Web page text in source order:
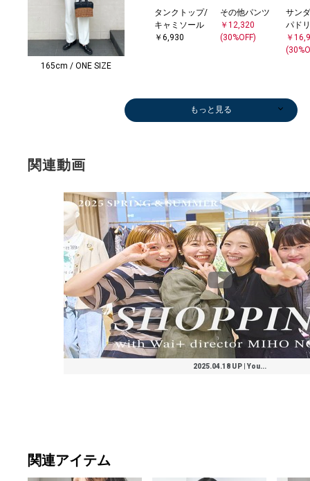
165cm / ONE SIZE
タンクトップ/
キャミソール
￥6,930
その他パンツ
￥12,320
(30%OFF)
サン
パド
￥
￥16,940
(30%OFF)
ー
￥9,900
(40%OFF)
￥
キャミソール
￥7,150
(50%OFF)
キャミソール
￥3,300
￥
ソー
￥7,700
(30%OFF)
キャミソール
￥13,860
(30%OFF)
￥
￥11,550
(30%OFF)
パドリーユ
￥11,880
(40%OFF)
￥17,050
キャミソール
￥6,930
(30%OFF)
￥
￥15,400
キャミソール
￥7,150
(50%OFF)
￥
￥14,245
(30%OFF)
パドリーユ
￥17,710
(30%OFF)
ー
￥
￥14,630
(30%OFF)
フパンツ
￥30,800
(30%OFF)
パド
￥
ソー
￥7,920
￥10,395
(30%OFF)
パド
￥
キャミソール
￥3,300
￥10,780
(30%OFF)
パド
￥
キャミソール
￥17,710
(30%OFF)
フパンツ
￥9,900
(40%OFF)
ブラウス
￥13,860
(30%OFF)
キャミソール
￥6,930
￥
￥15,400
ソー
￥7,480
￥
ソー
￥15,950
￥10,780
(30%OFF)
ラー
￥
￥11,220
(40%OFF)
￥16,940
￥
ソー
￥7,920
(40%OFF)
￥19,250
(30%OFF)
パド
￥
￥13,750
(50%OFF)
ソー
￥4,851
(30%OFF)
￥
ーホルダー
￥3,465
(30%OFF)
￥12,320
(30%OFF)
￥
フパンツ
￥16,500
(40%OFF)
パドリーユ
￥16,940
(30%OFF)
ー
￥
ブラウス
￥25,410
(30%OFF)
ソー
￥6,270
(40%OFF)
￥
￥19,250
(30%OFF)
￥12,320
(30%OFF)
￥11,550
(40%OFF)
￥13,860
(40%OFF)
ー
￥
ソー
￥14,630
(30%OFF)
￥12,705
(30%OFF)
￥
ソー
￥15,950
￥18,700
ーフ
￥
￥15,400
￥11,220
(40%OFF)
￥
ブラウス
￥12,320
(30%OFF)
ソー
￥7,920
フパ
￥
￥13,475
(30%OFF)
ソー
￥9,900
￥
ソー
￥3,894
(40%OFF)
ー
￥19,250
(30%OFF)
ケット
￥
ソー
￥19,800
丈
￥12,540
(40%OFF)
ト
￥
￥15,400
ソー
￥12,650
キャ
￥
キャミソール
￥9,240
(30%OFF)
ソー
￥6,545
(30%OFF)
￥
￥15,400
￥8,085
(30%OFF)
フパ
￥
￥18,150
￥11,550
(40%OFF)
￥
￥18,700
ーファー
￥23,100
(30%OFF)
ー
￥
￥11,880
(40%OFF)
ャケット
￥77,000
ラー
￥
ソー
￥7,260
(40%OFF)
丈
￥8,470
(30%OFF)
ャケ
￥
ソー
￥6,930
(30%OFF)
丈
￥17,710
(30%OFF)
ーフ
￥
ン/サロペット
￥9,900
(50%OFF)
ソー
￥3,894
(40%OFF)
ソー
￥3,894
(40%OFF)
￥
￥7,425
(50%OFF)
丈
￥5,280
(40%OFF)
￥
￥14,850
(50%OFF)
￥13,860
(30%OFF)
￥
ラス
￥15,950
ブラウス
￥8,800
(50%OFF)
キャ
￥
￥12,650
(50%OFF)
パドリーユ
￥48,510
(30%OFF)
￥16,940
￥11,880
(40%OFF)
パド
￥
パドリーユ
￥6,985
(50%OFF)
ッズ
￥6,875
(50%OFF)
もっと見る
関連動画
2025.04.18 UP | You...
関連アイテム